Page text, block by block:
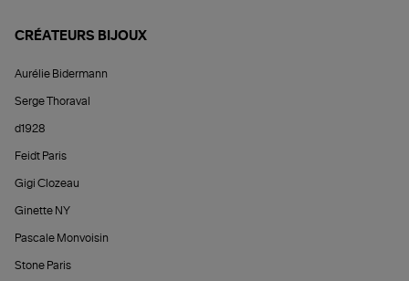
CRÉATEURS BIJOUX
Aurélie Bidermann
Serge Thoraval
d1928
Feidt Paris
Gigi Clozeau
Ginette NY
Pascale Monvoisin
Stone Paris